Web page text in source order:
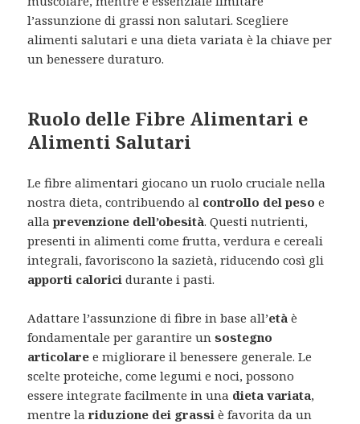
l’assunzione di grassi non salutari. Scegliere
alimenti salutari e una dieta variata è la chiave per
un benessere duraturo.
Ruolo delle Fibre Alimentari e
Alimenti Salutari
Le fibre alimentari giocano un ruolo cruciale nella
nostra dieta, contribuendo al controllo del peso e
allaprevenzione dell’obesità. Questi nutrienti,
presenti in alimenti come frutta, verdura e cereali
integrali, favoriscono la sazietà, riducendo così gli
apporti calorici durante i pasti.
Adattare l’assunzione di fibre in base all’età è
fondamentale per garantire unsostegno
articolare e migliorare il benessere generale. Le
scelte proteiche, come legumi e noci, possono
essere integrate facilmente in una dieta variata,
mentre lariduzione dei grassi è favorita da un